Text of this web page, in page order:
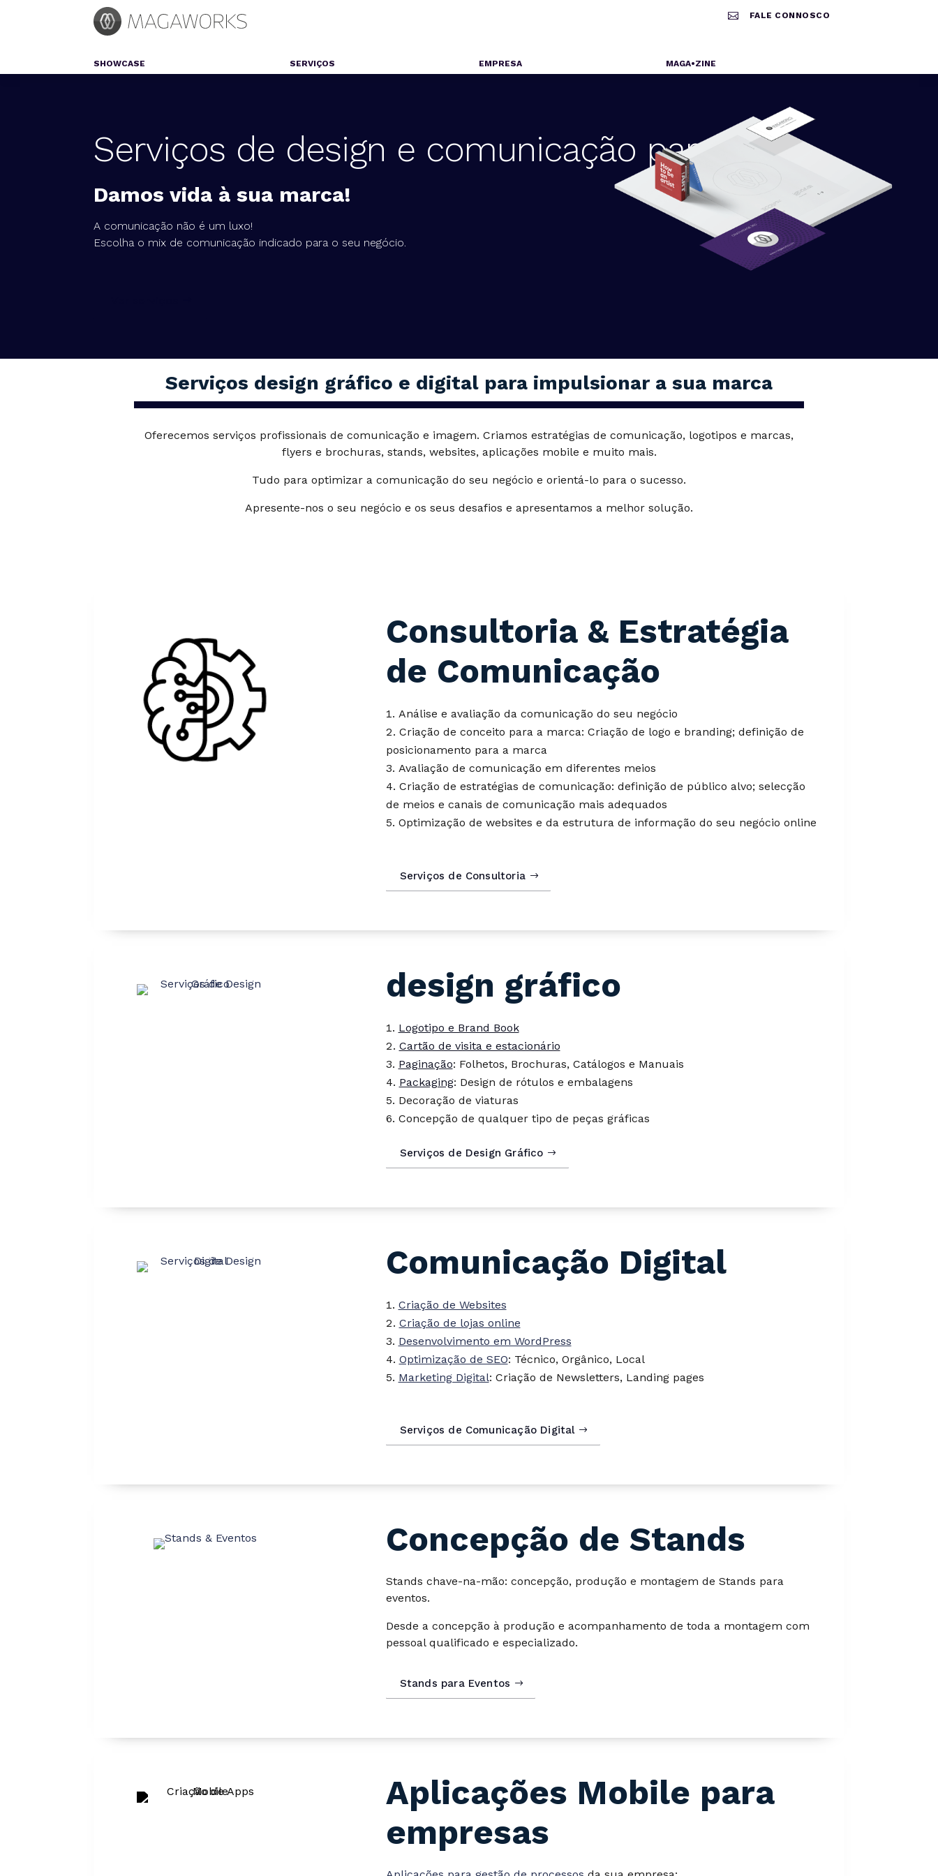
 FALE CONNOSCO
SHOWCASE SERVIÇOS EMPRESA MAGA•ZINE
Serviços de design e comunicação para PME
Damos vida à sua marca!
A comunicação não é um luxo!
Escolha o mix de comunicação indicado para o seu negócio.
Serviços design gráfico e digital para impulsionar a sua marca
Oferecemos serviços profissionais de comunicação e imagem. Criamos estratégias de comunicação, logotipos e marcas,
flyers e brochuras, stands, websites, aplicações mobile e muito mais.
Tudo para optimizar a comunicação do seu negócio e orientá-lo para o sucesso.
Apresente-nos o seu negócio e os seus desafios e apresentamos a melhor solução.
Consultoria & Estratégia
de Comunicação
Análise e avaliação da comunicação do seu negócio
Criação de conceito para a marca: Criação de logo e branding; definição de
posicionamento para a marca
Avaliação de comunicação em diferentes meios
Criação de estratégias de comunicação: definição de público alvo; selecção
de meios e canais de comunicação mais adequados
Optimização de websites e da estrutura de informação do seu negócio online
Serviços de Consultoria
design gráfico
Logotipo e Brand Book
Cartão de visita e estacionário
Paginação: Folhetos, Brochuras, Catálogos e Manuais
Packaging: Design de rótulos e embalagens
Decoração de viaturas
Concepção de qualquer tipo de peças gráficas
Serviços de Design Gráfico
Comunicação Digital
Criação de Websites
Criação de lojas online
Desenvolvimento em WordPress
Optimização de SEO: Técnico, Orgânico, Local
Marketing Digital: Criação de Newsletters, Landing pages
Serviços de Comunicação Digital
Concepção de Stands
Stands chave-na-mão: concepção, produção e montagem de Stands para
eventos.
Desde a concepção à produção e acompanhamento de toda a montagem com
pessoal qualificado e especializado.
Stands para Eventos
Aplicações Mobile para
empresas